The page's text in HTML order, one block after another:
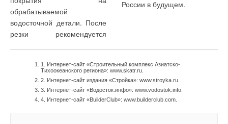
обрабатываемой
водосточной детали. После
резки рекомендуется
России в будущем.
1. Интернет-сайт «Строительный комплекс Азиатско-
Тихоокеанского региона»: www.skatr.ru.
2. Интернет-сайт издания «Стройка»: www.stroyka.ru.
3. Интернет-сайт «Водосток.инфо»: www.vodostok.info.
4. Интернет-сайт «BuilderClub»: www.builderclub.com.